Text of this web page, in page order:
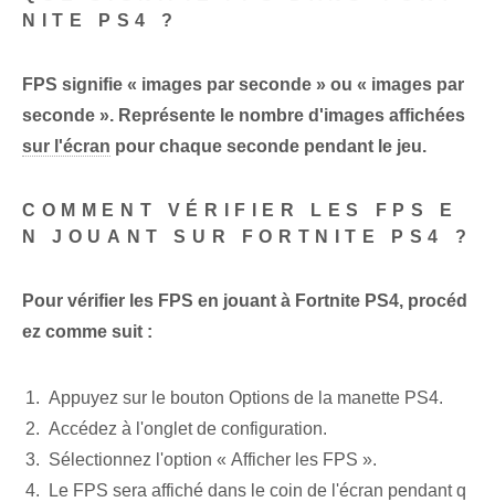
NITE PS4 ?
FPS signifie « images par seconde » ou « images par
seconde ». Représente le nombre d'images affichées
sur l'écran pour chaque seconde pendant le jeu.
COMMENT VÉRIFIER LES FPS E
N JOUANT SUR FORTNITE PS4 ?
Pour vérifier les FPS en jouant à Fortnite PS4, procéd
ez comme suit :
Appuyez sur le bouton Options⁢ de la manette PS4.
Accédez à l'onglet de configuration.
Sélectionnez l'option « Afficher les FPS ».
Le FPS sera affiché dans le coin de l'écran pendant q